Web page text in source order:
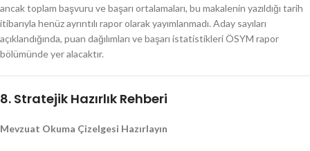
ancak toplam başvuru ve başarı ortalamaları, bu makalenin yazıldığı tarih
itibarıyla henüz ayrıntılı rapor olarak yayımlanmadı. Aday sayıları
açıklandığında, puan dağılımları ve başarı istatistikleri ÖSYM rapor
bölümünde yer alacaktır.
8. Stratejik Hazırlık Rehberi
Mevzuat Okuma Çizelgesi Hazırlayın